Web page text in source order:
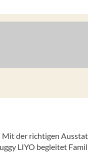
der richtigen
LIYO begleitet